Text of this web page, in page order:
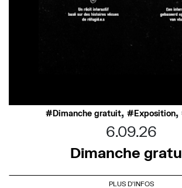
Dimanche gratuit, Exposition,
6.09.26
Dimanche
PLUS D'INFOS